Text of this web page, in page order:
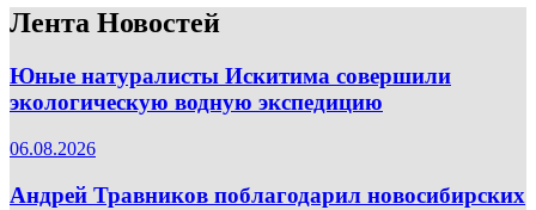
Лента Новостей
Юные натуралисты Искитима совершили
экологическую водную экспедицию
06.08.2026
Андрей Травников поблагодарил новосибирских